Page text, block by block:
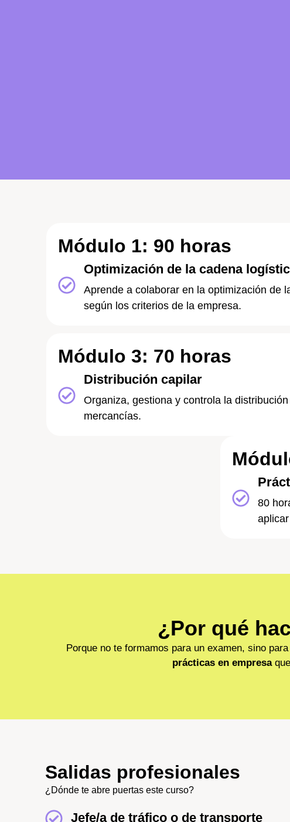
Módulo 1: 90 horas
Optimización de la cadena
Aprende a colaborar en la optimización de
según los criterios de la empresa.
Módulo 3: 70 horas
Distribución capilar
Organiza, gestiona y controla la
mercancías.
80
¿Por qué
Porque no te formamos para un examen, sino
prácticas en empresa
Salidas profesionales
¿Dónde te abre puertas este curso?
Jefe/a de tráfico o de transporte